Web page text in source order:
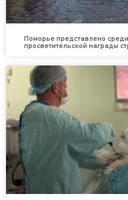
Поморье представлено
просветительской награды